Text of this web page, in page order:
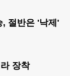
, 절반은 '낙제'
장착